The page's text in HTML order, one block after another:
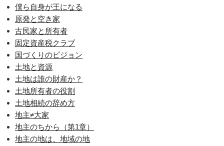
僕ら自身が王になる
原発と空き家
古民家と所有者
固定資産税クラブ
国づくりのビジョン
土地と資源
土地は誰の財産か？
土地所有者の役割
土地相続の辞め方
地主≠大家
地主のちから（第1章）
地主の地は、地域の地